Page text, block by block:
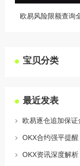
宝贝分类
最近发表
欧易逐仓追加保
OKX资讯深度解